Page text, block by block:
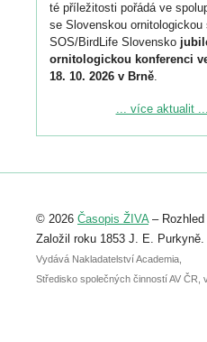
té příležitosti pořádá ve
se Slovenskou ornitologickou
SOS/BirdLife Slovensko
ornitologickou konferenci
18. 10. 2026 v Brně.
Podrobnější informace ke
Registrovat se můžete do 6.
abstraktu přihlášené
posteru je už 30. června.
... více aktualit ...
© 2026 Časopis ŽIVA– Rozhled
Založil roku 1853 J. E. Purkyně.
Vydává Nakladatelství Academia,
Středisko společných činností AV ČR,